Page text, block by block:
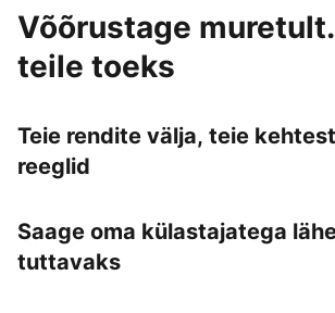
Võõrustage
teile toeks
Teie rendite välja, teie
reeglid
Saage oma külastajatega
tuttavaks